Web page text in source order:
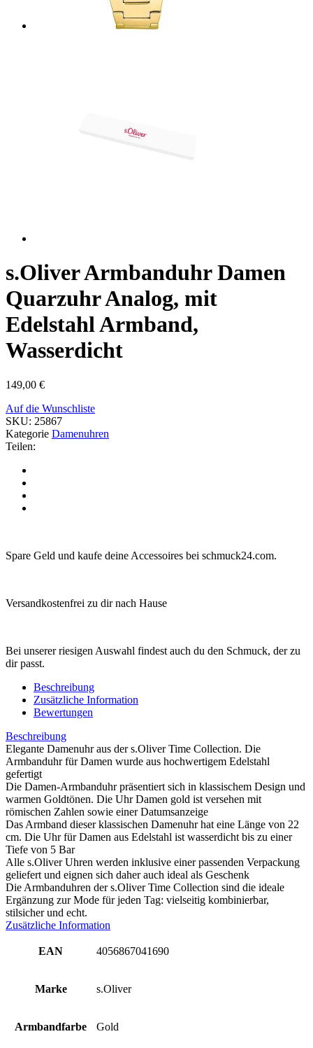
s.Oliver Armbanduhr Damen
Quarzuhr Analog, mit
Edelstahl Armband,
Wasserdicht
149,00 €
Auf die Wunschliste
SKU: 25867
Kategorie Damenuhren
Teilen:
Spare Geld und kaufe deine Accessoires bei schmuck24.com.
Versandkostenfrei zu dir nach Hause
Bei unserer riesigen Auswahl findest auch du den Schmuck, der zu
dir passt.
Beschreibung
Zusätzliche Information
Bewertungen
Beschreibung
Elegante Damenuhr aus der s.Oliver Time Collection. Die
Armbanduhr für Damen wurde aus hochwertigem Edelstahl
gefertigt
Die Damen-Armbanduhr präsentiert sich in klassischem Design und
warmen Goldtönen. Die Uhr Damen gold ist versehen mit
römischen Zahlen sowie einer Datumsanzeige
Das Armband dieser klassischen Damenuhr hat eine Länge von 22
cm. Die Uhr für Damen aus Edelstahl ist wasserdicht bis zu einer
Tiefe von 5 Bar
Alle s.Oliver Uhren werden inklusive einer passenden Verpackung
geliefert und eignen sich daher auch ideal als Geschenk
Die Armbanduhren der s.Oliver Time Collection sind die ideale
Ergänzung zur Mode für jeden Tag: vielseitig kombinierbar,
stilsicher und echt.
Zusätzliche Information
EAN 4056867041690
Marke s.Oliver
Armbandfarbe Gold